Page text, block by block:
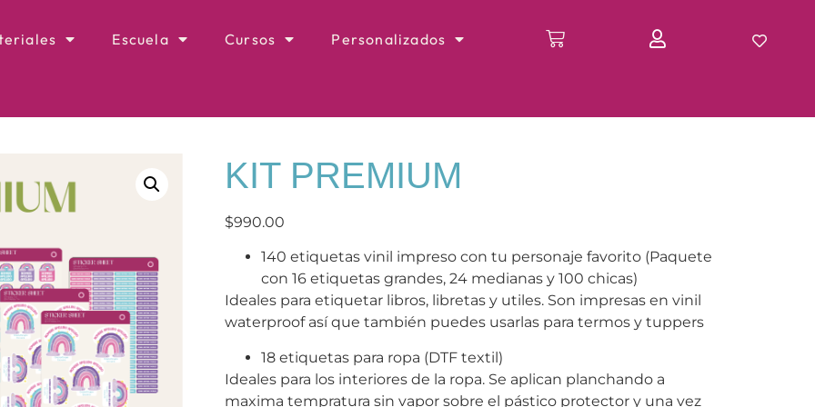
Escuela Cursos Personalizados
KIT PREMIUM
$990.00
140 etiquetas vinil impreso con tu personaje favorito (Paquete
con 16 etiquetas grandes, 24 medianas y 100 chicas)
Ideales para etiquetar libros, libretas y utiles. Son impresas en vinil
waterproof así que también puedes usarlas para termos y tuppers
18 etiquetas para ropa (DTF textil)
Ideales para los interiores de la ropa. Se aplican planchando a
maxima tempratura sin vapor sobre el pástico protector y una vez